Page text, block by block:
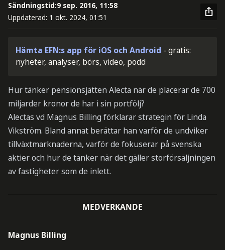
Sändningstid:9 sep. 2016, 11:58
Uppdaterad: 1 okt. 2024, 01:51
Hämta EFN:s app för iOS och Android - gratis:
nyheter, analyser, börs, video, podd
Hur tänker pensionsjätten Alecta när de placerar de 700
miljarder kronor de har i sin portfölj?
Alectas vd Magnus Billing förklarar strategin för Linda
Vikström. Bland annat berättar han varför de undviker
tillväxtmarknaderna, varför de fokuserar på svenska
aktier och hur de tänker när det gäller storförsäljningen
av fastigheter som de inlett.
MEDVERKANDE
Magnus Billing